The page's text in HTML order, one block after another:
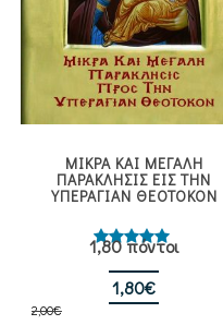
ΜΙΚΡΑ ΚΑΙ ΜΕΓΑΛΗ
ΠΑΡΑΚΛΗΣΙΣ ΕΙΣ ΤΗΝ
ΥΠΕΡΑΓΙΑΝ ΘΕΟΤΟΚΟΝ
Βαθμολογήθηκε
με5.00
από 5
1,80 πόντοι
2,00€
Original
price
1,80€
τρέχουσα